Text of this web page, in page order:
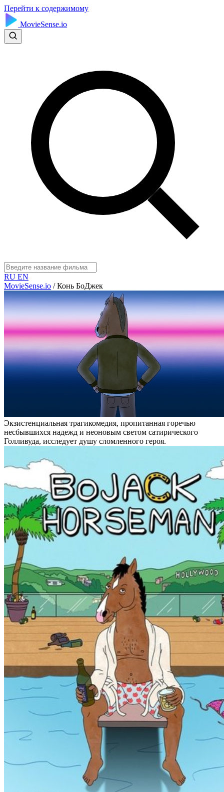
Перейти к содержимому
MovieSense.io
RU EN
MovieSense.io / Конь БоДжек
Экзистенциальная трагикомедия, пропитанная горечью
несбывшихся надежд и неоновым светом сатирического
Голливуда, исследует душу сломленного героя.